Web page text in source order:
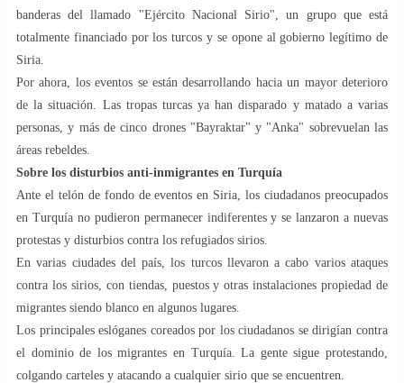
banderas del llamado "Ejército Nacional Sirio", un grupo que está
totalmente financiado por los turcos y se opone al gobierno legítimo de
Siria.
Por ahora, los eventos se están desarrollando hacia un mayor deterioro
de la situación. Las tropas turcas ya han disparado y matado a varias
personas, y más de cinco drones "Bayraktar" y "Anka" sobrevuelan las
áreas rebeldes.
Sobre los disturbios anti-inmigrantes en Turquía
Ante el telón de fondo de eventos en Siria, los ciudadanos preocupados
en Turquía no pudieron permanecer indiferentes y se lanzaron a nuevas
protestas y disturbios contra los refugiados sirios.
En varias ciudades del país, los turcos llevaron a cabo varios ataques
contra los sirios, con tiendas, puestos y otras instalaciones propiedad de
migrantes siendo blanco en algunos lugares.
Los principales eslóganes coreados por los ciudadanos se dirigían contra
el dominio de los migrantes en Turquía. La gente sigue protestando,
colgando carteles y atacando a cualquier sirio que se encuentren.